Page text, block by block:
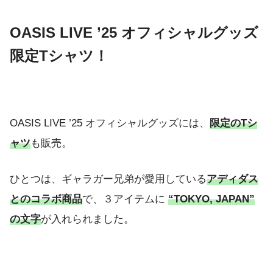
OASIS LIVE ’25 オフィシャルグッズ
限定Tシャツ！
OASIS LIVE ’25 オフィシャルグッズには、 限定のTシ
ャツも販売。
ひとつは、ギャラガー兄弟が愛用しているアディダス
とのコラボ商品で、３アイテムに “TOKYO, JAPAN”
の文字が入れられました。